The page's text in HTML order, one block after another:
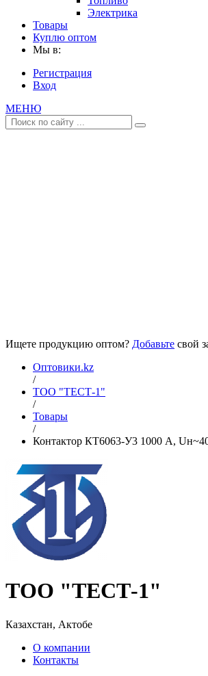
Электрика
Товары
Куплю оптом
Мы в:
Регистрация
Вход
МЕНЮ
Ищете продукцию оптом? Добавьте свой
Оптовики.kz
/
ТОО "ТЕСТ-1"
/
Товары
/
Контактор КТ6063-У3 1000 А,
ТОО "ТЕСТ-1"
Казахстан, Актобе
О компании
Контакты